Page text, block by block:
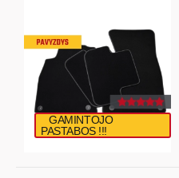
GAMINTOJO
PASTABOS !!!